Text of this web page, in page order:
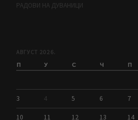
РАДОВИ НА ДУВАНИЦИ
АВГУСТ 2026.
П У С Ч П
3 4 5 6 7
10 11 12 13 14